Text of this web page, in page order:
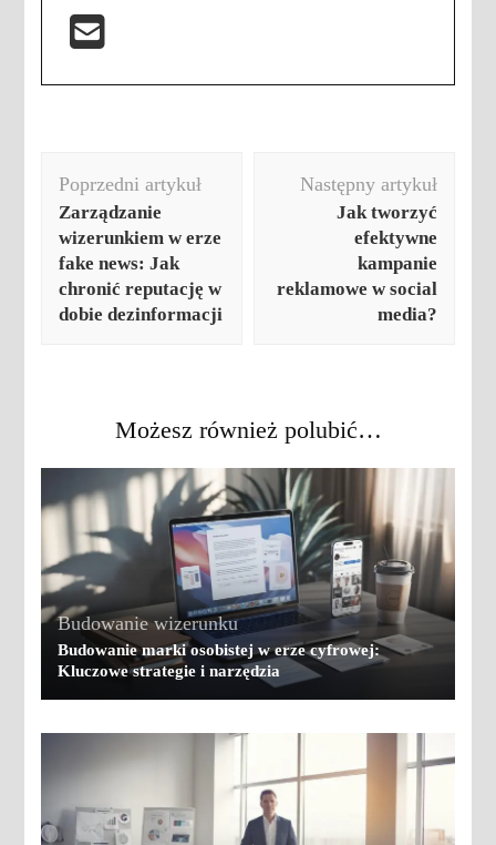
wpisu
Poprzedni artykuł
Zarządzanie
wizerunkiem w erze
fake news: Jak
chronić reputację w
dobie dezinformacji
Następny artykuł
Jak tworzyć
efektywne
kampanie
reklamowe w social
media?
Możesz również polubić…
Budowanie wizerunku
Budowanie marki osobistej w erze cyfrowej:
Kluczowe strategie i narzędzia